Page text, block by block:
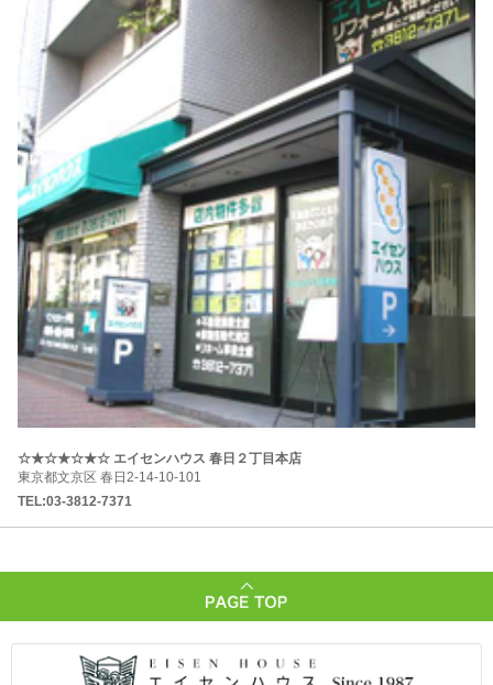
☆★☆★☆★☆ エイセンハウス 春日２丁目本店
東京都文京区 春日2-14-10-101
TEL:03-3812-7371